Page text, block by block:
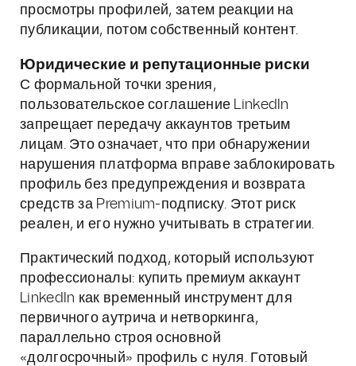
просмотры профилей, затем реакции на
публикации, потом собственный контент.
Юридические и репутационные риски
С формальной точки зрения,
пользовательское соглашение LinkedIn
запрещает передачу аккаунтов третьим
лицам. Это означает, что при обнаружении
нарушения платформа вправе заблокировать
профиль без предупреждения и возврата
средств за Premium-подписку. Этот риск
реален, и его нужно учитывать в стратегии.
Практический подход, который используют
профессионалы: купить премиум аккаунт
LinkedIn как временный инструмент для
первичного аутрича и нетворкинга,
параллельно строя основной
«долгосрочный» профиль с нуля. Готовый